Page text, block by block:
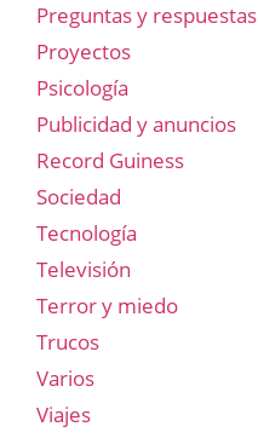
Preguntas y respuestas
Proyectos
Psicología
Publicidad y anuncios
Record Guiness
Sociedad
Tecnología
Televisión
Terror y miedo
Trucos
Varios
Viajes